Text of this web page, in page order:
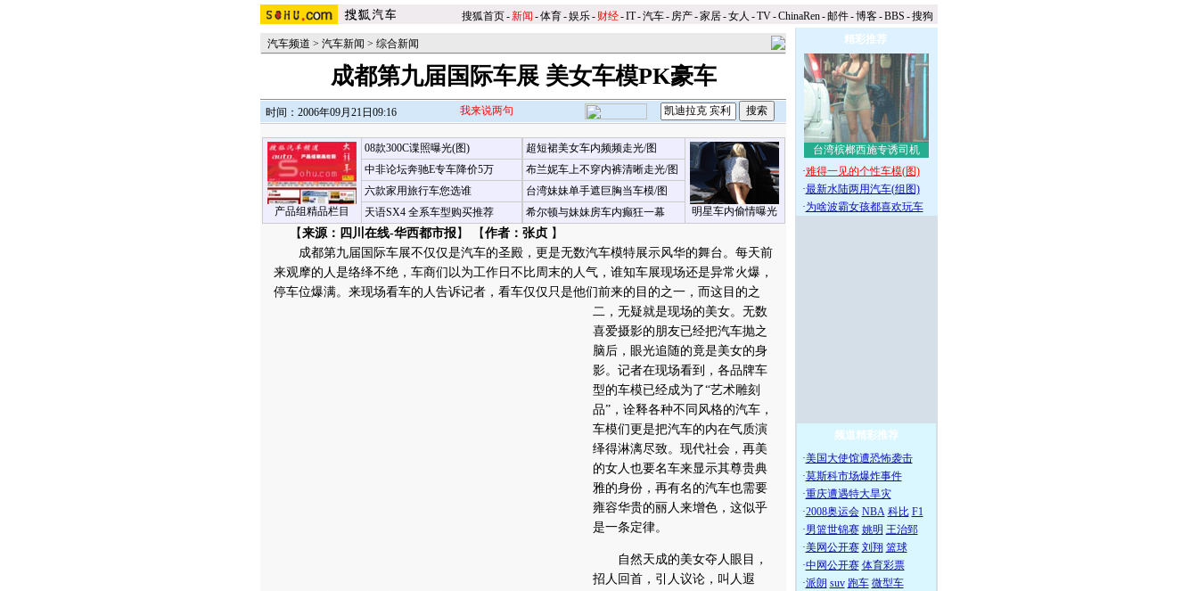
搜狐首页-新闻 -体育-娱乐- 财经-IT-汽车- 房产-家居-女人 -TV-ChinaRen-邮件-博客-BBS -搜狗
汽车频道 > 汽车新闻 > 综合新闻
成都第九届国际车展 美女车模PK豪车
时间：2006年09月21日09:16 我来说两句
产品组精品栏目
08款300C谍照曝光(图)
中非论坛奔驰E专车降价5万
六款家用旅行车您选谁
天语SX4 全系车型购买推荐
超短裙美女车内频频走光/图
明星车内偷情曝光
布兰妮车上不穿内裤清晰走光/图
台湾妹妹单手遮巨胸当车模/图
希尔顿与妹妹房车内癫狂一幕
【来源：四川在线-华西都市报】 【作者：张贞 】
成都第九届国际车展不仅仅是汽车的圣殿，更是无数汽车模特展示风华的舞台。每天前
来观摩的人是络绎不绝，车商们以为工作日不比周末的人气，谁知车展现场还是异常火爆，
停车位爆满。来现场看车的人告诉记者，看车仅仅只是他们前来的目的之一，而这目的之
二，无疑就是现场的美女。 无数
喜爱摄影的朋友已经把汽车抛之
脑后，眼光追随的竟是美女的身
影。记者在现场看到，各品牌车
型的车模已经成为了“艺术雕刻
品”，诠释各种不同风格的汽车，
车模们更是把汽车的内在气质演
绎得淋漓尽致。现代社会，再美
的女人也要名车来显示其尊贵典
雅的身份，再有名的汽车也需要
雍容华贵的丽人来增色，这似乎
是一条定律。
自然天成的美女夺人眼目，
招人回首，引人议论，叫人遐
精彩推荐
台湾槟榔西施专诱司机
·难得一见的个性车模(图)
·最新水陆两用汽车(组图)
·为啥波霸女孩都喜欢玩车
频道精彩推荐
·美国大使馆遭恐怖袭击
·莫斯科市场爆炸事件
·重庆遭遇特大旱灾
·2008奥运会 NBA 科比 F1
·男篮世锦赛 姚明 王治郅
·美网公开赛 刘翔 篮球
·中网公开赛 体育彩票
·派朗 suv 跑车 微型车